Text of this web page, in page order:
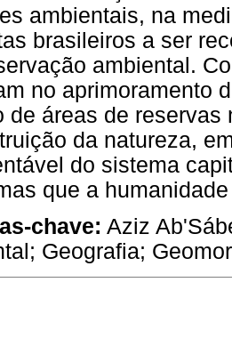
ambientais, na
brasileiros a ser
ambiental.
no aprimoramento
de áreas de
da natureza,
do sistema
que a
chave: Aziz
Geografia;